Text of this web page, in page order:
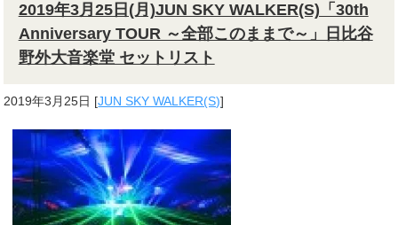
2019年3月25日(月)JUN SKY WALKER(S)「30th
Anniversary TOUR ～全部このままで～」日比谷
野外大音楽堂 セットリスト
2019年3月25日 [JUN SKY WALKER(S)]